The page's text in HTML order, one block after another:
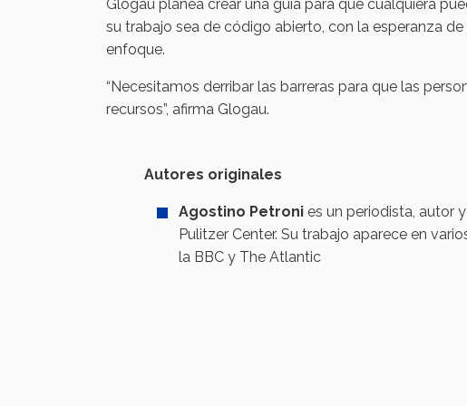
Glogau planea crear una guía para que cualquiera
su trabajo sea de código abierto, con la esperanza
enfoque.
“Necesitamos derribar las barreras para que las
recursos”, afirma Glogau.
Autores originales
Agostino Petroni es un periodista, autor
Pulitzer Center. Su trabajo aparece en
la BBC y The Atlantic